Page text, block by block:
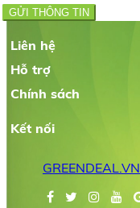
GỬI THÔNG TIN
Liên hệ
Hỗ trợ
Chính sách
Kết nối
GREENDEAL.VN